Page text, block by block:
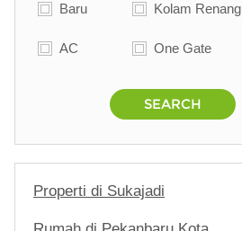
Baru Kolam Renang
AC One Gate
SEARCH
Properti di Sukajadi